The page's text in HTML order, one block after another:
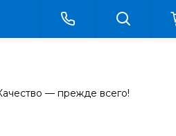
— прежде всего!